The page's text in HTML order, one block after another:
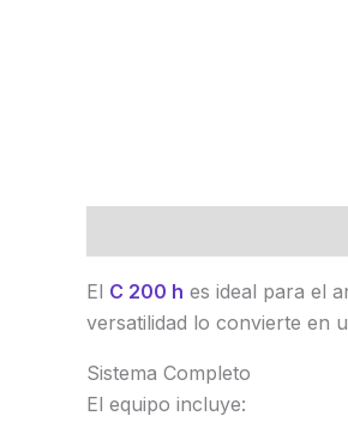
El C 200 h es ideal para el
versatilidad lo convierte en
Sistema Completo
El equipo incluye: